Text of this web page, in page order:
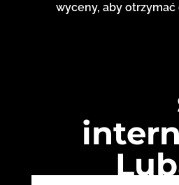
wyceny, aby otrzymać